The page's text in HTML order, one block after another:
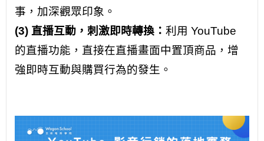
事，加深觀眾印象。
(3) 直播互動，刺激即時轉換： 利用 YouTube
的直播功能，直接在直播畫面中置頂商品，增
強即時互動與購買行為的發生。